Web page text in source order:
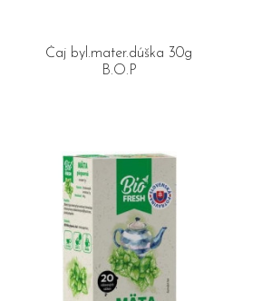
Čaj byl.mater.dúška 30g
B.O.P